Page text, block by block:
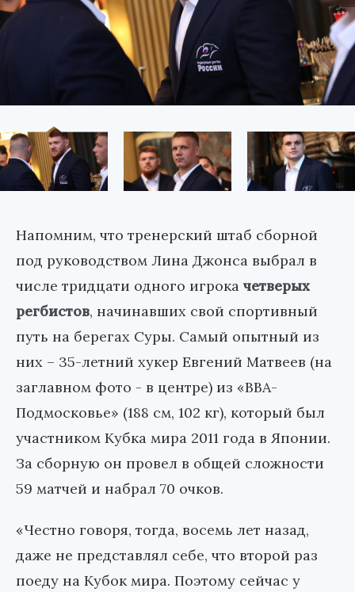
Напомним, что тренерский штаб сборной
под руководством Лина Джонса выбрал в
числе тридцати одного игрока четверых
регбистов, начинавших свой спортивный
путь на берегах Суры. Самый опытный из
них – 35-летний хукер Евгений Матвеев (на
заглавном фото - в центре) из «ВВА-
Подмосковье» (188 см, 102 кг), который был
участником Кубка мира 2011 года в Японии.
За сборную он провел в общей сложности
59 матчей и набрал 70 очков.
«Честно говоря, тогда, восемь лет назад,
даже не представлял себе, что второй раз
поеду на Кубок мира. Поэтому сейчас у